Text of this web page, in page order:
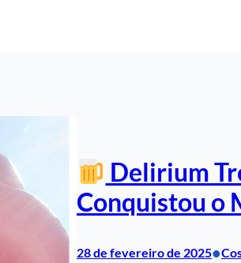
Delirium
Conquistou o
28 de fevereiro de 2025•